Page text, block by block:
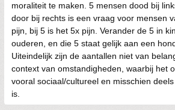
moraliteit te maken. 5 mensen dood bij
door bij rechts is een vraag voor mensen
pijn, bij 5 is het 5x pijn. Verander de 5 in
ouderen, en die 5 staat gelijk aan een
Uiteindelijk zijn de aantallen niet van
context van omstandigheden, waarbij het
vooral sociaal/cultureel en misschien
is.